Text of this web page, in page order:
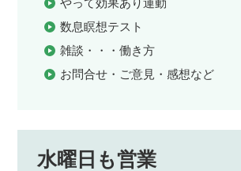
やって効果あり運動
数息瞑想テスト
雑談・・・働き方
お問合せ・ご意見・感想など
水曜日も営業